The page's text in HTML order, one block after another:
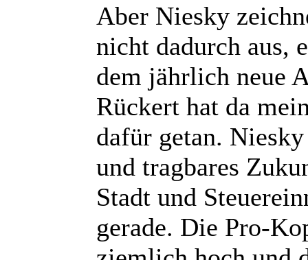
Aber Niesky
nicht dadurch aus,
dem jährlich neue
Rückert hat da
dafür getan.
und tragbares
Stadt und
gerade. Die Pro-